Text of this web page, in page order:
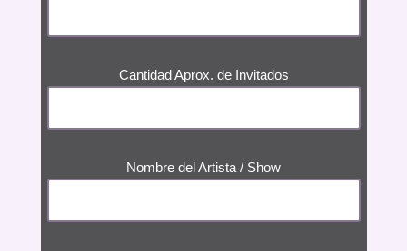
Cantidad Aprox. de Invitados
Nombre del Artista / Show